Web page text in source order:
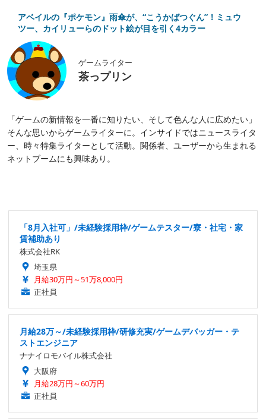
アベイルの『ポケモン』雨傘が、“こうかばつぐん”！ミュウ
ツー、カイリューらのドット絵が目を引く4カラー
ゲームライター
茶っプリン
「ゲームの新情報を一番に知りたい、そして色んな人に広めたい」
そんな思いからゲームライターに。インサイドではニュースライタ
ー、時々特集ライターとして活動。関係者、ユーザーから生まれる
ネットブームにも興味あり。
「8月入社可」/未経験採用枠/ゲームテスター/寮・社宅・家
賃補助あり
株式会社RK
埼玉県
月給30万円～51万8,000円
正社員
月給28万～/未経験採用枠/研修充実/ゲームデバッガー・テ
ストエンジニア
ナナイロモバイル株式会社
大阪府
月給28万円～60万円
正社員